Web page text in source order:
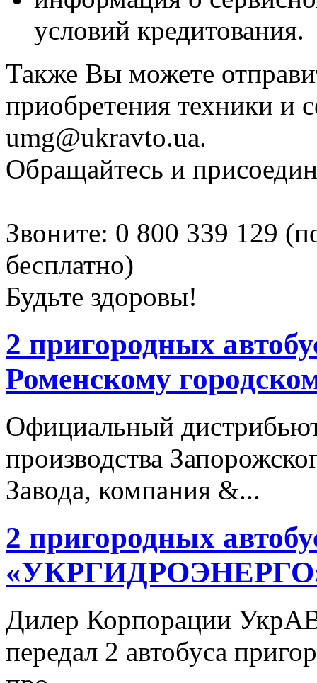
условий кредитования.
Также Вы можете
приобретения техники и
umg@ukravto.ua.
Обращайтесь и
Звоните: 0 800 339 129
бесплатно)
Будьте здоровы!
2 пригородных
Роменскому
Официальный
производства
Завода, компания &...
2 пригородных
Дилер Корпорации
передал 2 автобуса